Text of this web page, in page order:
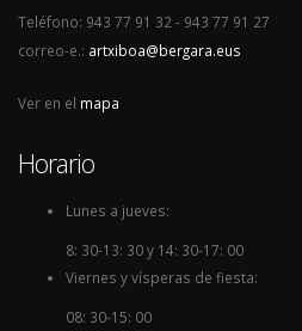
Teléfono: 943 77 91 32 - 943 77 91 27
correo-e.: artxiboa@bergara.eus
Ver en el mapa
Horario
Lunes a jueves:
8: 30-13: 30 y 14: 30-17: 00
Viernes y vísperas de fiesta:
08: 30-15: 00